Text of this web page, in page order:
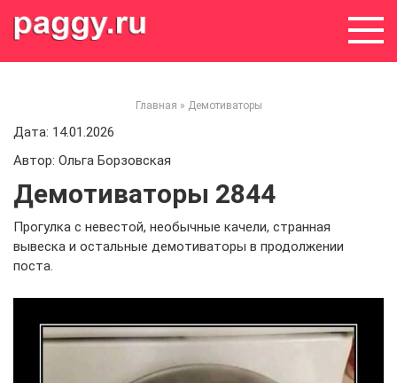
Главная » Демотиваторы
Дата: 14.01.2026
Автор: Ольга Борзовская
Демотиваторы 2844
Прогулка с невестой, необычные качели, странная
вывеска и остальные демотиваторы в продолжении
поста.